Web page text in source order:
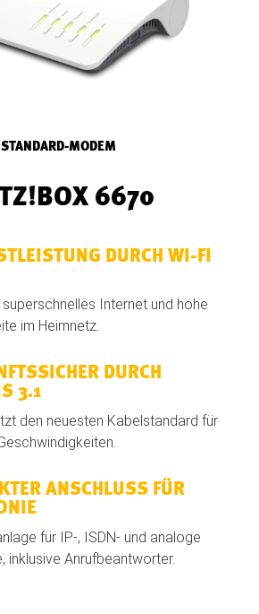
STANDARD-MODEM
6670
DURCH WI-FI
superschnelles Internet und hohe
im Heimnetz.
DURCH
3.1
den neuesten Kabelstandard für
ANSCHLUSS FÜR
für IP-, ISDN- und analoge
inklusive Anrufbeantworter.